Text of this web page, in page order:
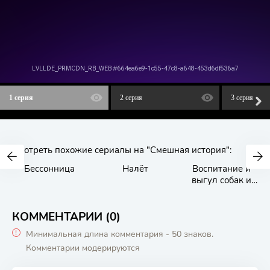
1 серия 2 серия 3 серия
Смотреть похожие сериалы на "Смешная история":
Бессонница
Налёт
Воспитание и
выгул собак и
КОММЕНТАРИИ (0)
Минимальная длина комментария - 50 знаков.
Комментарии модерируются